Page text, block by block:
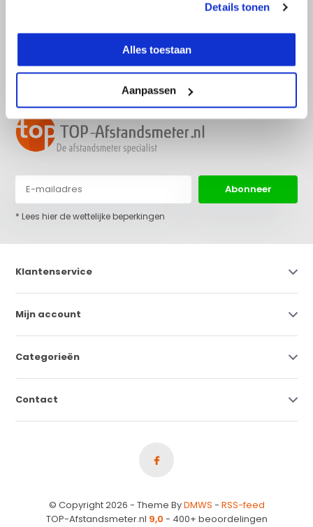
Details tonen
Alles toestaan
Aanpassen
info@top-
Abonneer
* Lees hier de wettelijke beperkingen
Klantenservice
Mijn account
Categorieën
Contact
© Copyright 2026 - Theme ByDMWS - RSS-feed
TOP-Afstandsmeter.nl 9,0 - 400+ beoordelingen